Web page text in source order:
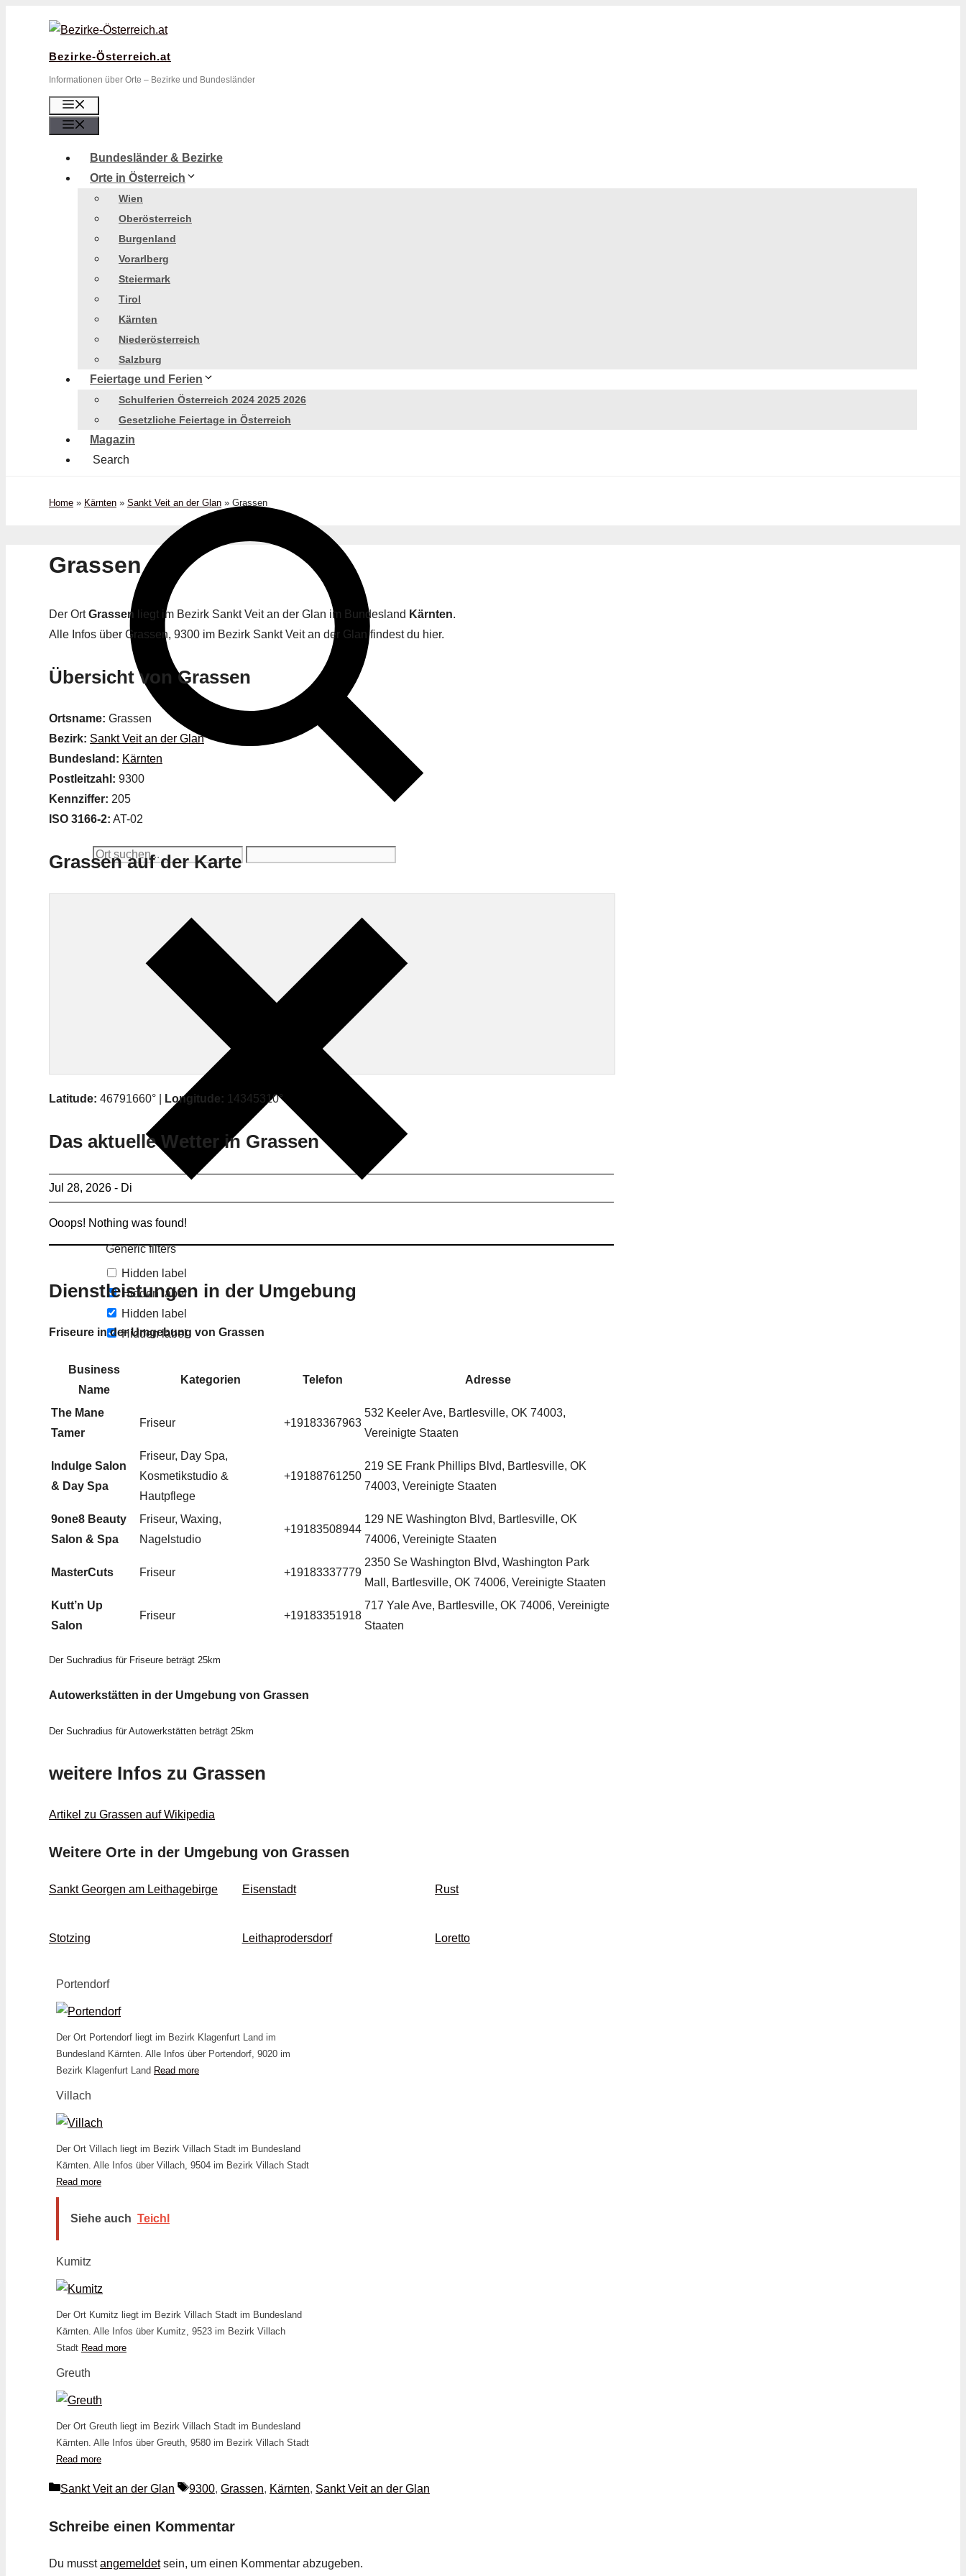
Bezirke-Österreich.at
Informationen über Orte – Bezirke und Bundesländer
Bundesländer & Bezirke
Orte in Österreich
Wien
Oberösterreich
Burgenland
Vorarlberg
Steiermark
Tirol
Kärnten
Niederösterreich
Salzburg
Feiertage und Ferien
Schulferien Österreich 2024 2025 2026
Gesetzliche Feiertage in Österreich
Magazin
Search
Generic filters
Hidden label
Hidden label
Hidden label
Hidden label
Home » Kärnten » Sankt Veit an der Glan » Grassen
Grassen
Der OrtGrassen liegt im Bezirk Sankt Veit an der Glan im Bundesland Kärnten.
Alle Infos über Grassen, 9300 im Bezirk Sankt Veit an der Glan findest du hier.
Übersicht von Grassen
Ortsname: Grassen
Bezirk: Sankt Veit an der Glan
Bundesland: Kärnten
Postleitzahl: 9300
Kennziffer: 205
ISO 3166-2: AT-02
Grassen auf der Karte
Latitude: 46791660° | Longitude: 14345310°
Das aktuelle Wetter in Grassen
Jul 28, 2026 - Di
Ooops! Nothing was found!
Dienstleistungen in der Umgebung
Friseure in der Umgebung von Grassen
Business
Name
Kategorien Telefon Adresse
The Mane
Tamer
Friseur +19183367963
532 Keeler Ave, Bartlesville, OK 74003,
Vereinigte Staaten
Indulge Salon
& Day Spa
Friseur, Day Spa,
Kosmetikstudio &
Hautpflege
+19188761250
219 SE Frank Phillips Blvd, Bartlesville, OK
74003, Vereinigte Staaten
9one8 Beauty
Salon & Spa
Friseur, Waxing,
Nagelstudio
+19183508944
129 NE Washington Blvd, Bartlesville, OK
74006, Vereinigte Staaten
MasterCuts Friseur +19183337779
2350 Se Washington Blvd, Washington Park
Mall, Bartlesville, OK 74006, Vereinigte Staaten
Kutt’n Up
Salon
Friseur +19183351918
717 Yale Ave, Bartlesville, OK 74006, Vereinigte
Staaten
Der Suchradius für Friseure beträgt 25km
Autowerkstätten in der Umgebung von Grassen
Der Suchradius für Autowerkstätten beträgt 25km
weitere Infos zu Grassen
Artikel zu Grassen auf Wikipedia
Weitere Orte in der Umgebung von Grassen
Sankt Georgen am Leithagebirge Eisenstadt Rust
Stotzing Leithaprodersdorf Loretto
Portendorf
Der Ort Portendorf liegt im Bezirk Klagenfurt Land im
Bundesland Kärnten. Alle Infos über Portendorf, 9020 im
Bezirk Klagenfurt Land Read more
Villach
Der Ort Villach liegt im Bezirk Villach Stadt im Bundesland
Kärnten. Alle Infos über Villach, 9504 im Bezirk Villach Stadt
Read more
Siehe auch Teichl
Kumitz
Der Ort Kumitz liegt im Bezirk Villach Stadt im Bundesland
Kärnten. Alle Infos über Kumitz, 9523 im Bezirk Villach
Stadt Read more
Greuth
Der Ort Greuth liegt im Bezirk Villach Stadt im Bundesland
Kärnten. Alle Infos über Greuth, 9580 im Bezirk Villach Stadt
Read more
Kategorien
Sankt Veit an der Glan Schlagwörter
9300, Grassen, Kärnten, Sankt Veit an der Glan
Schreibe einen Kommentar
Du musstangemeldetsein, um einen Kommentar abzugeben.